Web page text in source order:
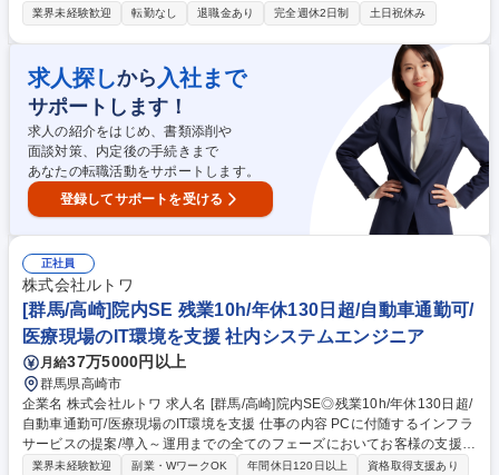
口に医療法人の経営といっても、業務内容は非常に多岐にわたります。社
の調整 ■診療報酬や介護報酬の請求適正化 ■コストの適正化 ■顧客獲得
（営業）■組織改善 ■人事制度の見直し ■医師含む採用の強化 ■適正人員数
の管理 ■建物維持管理 【業務詳細】収益改善/費用削減/組織改善/環境改善/
行政対応/資金管理/事業開設/事業撤退 募集職種 【群馬/経営コンサルタン
ト】転勤なし/医療法人の経営管理・経営改善
業界未経験歓迎 転勤なし 退職金あり 完全週休2日制 土日祝休み
求人探しから 入社まで
サポートします！
求人の紹介をはじめ、書類添削や
面談対策、内定後の手続きまで
あなたの転職活動をサポートします。
登録してサポートを受ける
正社員
株式会社ルトワ
[群馬/高崎]院内SE 残業10h/年休130日超/自動車通勤可/
医療現場のIT環境を支援 社内システムエンジニア
月給37万5000円以上
群馬県高崎市
企業名 株式会社ルトワ 求人名 [群馬/高崎]院内SE◎残業10h/年休130日超/
自動車通勤可/医療現場のIT環境を支援 仕事の内容 PCに付随するインフラ
サービスの提案/導入～運用までの全てのフェーズにおいてお客様の支援を
行っている当社で,医療機関(約500床)の院内SEとして,病院情報システム
業界未経験歓迎 副業・WワークOK 年間休日120日以上
資格取得支援あり